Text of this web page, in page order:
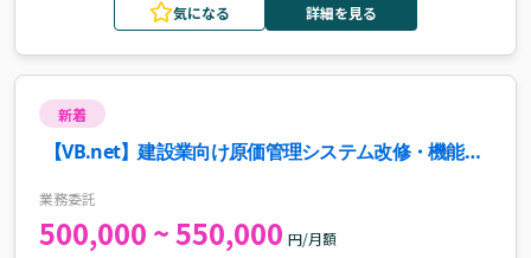
気になる 詳細を見る
新着
【VB.net】建設業向け原価管理システム改修・機能追
業務委託
500,000 ~ 550,000 円/月額